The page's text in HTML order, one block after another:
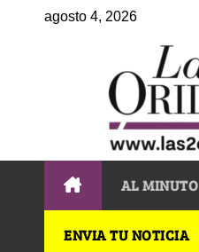
agosto 4, 2026
AL MINUTO
ENVIA TU NOTICIA